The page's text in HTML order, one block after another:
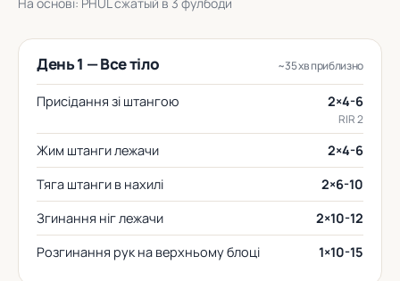
День 1 — Все тіло ~35 хв приблизно
Присідання зі штангою 2×4-6
RIR 2
Жим штанги лежачи
2×4-6
Тяга штанги в нахилі
2×6-10
Згинання ніг лежачи
2×10-12
Розгинання рук на верхньому блоці
1×10-15